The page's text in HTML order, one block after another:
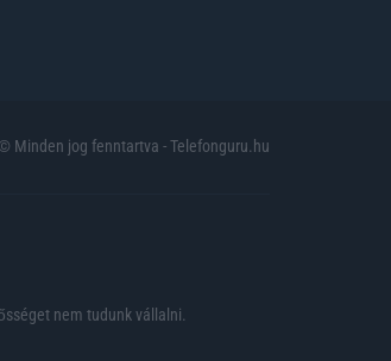
Minden jog fenntartva - Telefonguru.hu
nem tudunk vállalni.